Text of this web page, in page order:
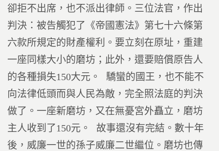
卻拒不出席，也不派出律師。三位法官，作出
判決：被告觸犯了《帝國憲法》第七十六條第
六款所規定的財產權利。要立刻在原址，重建
一座同樣大小的磨坊；此外，還要賠償原告人
的各種損失150大元。 驕蠻的國王，也不能不
向法律低頭而與人民為敵，完全照法庭的判決
做了。一座新磨坊，又在無憂宮外矗立，磨坊
主人收到了150元。 故事還沒有完結。數十年
後，威廉一世的孫子威廉二世繼位。磨坊也傳